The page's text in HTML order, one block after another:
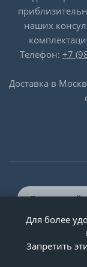
наших
Телефон: +7
Доставка в
© ООО «Двери-
Для более
Запретить